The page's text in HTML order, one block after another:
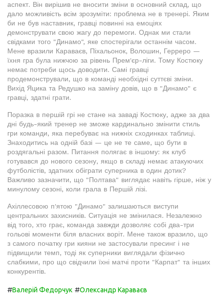
аспект. Він вирішив не вносити зміни в основний склад, що
дало можливість всім зрозуміти: проблема не в тренері. Яким
би не був наставник, гравці повинні на емоціях
демонструвати свою жагу до перемоги. Однак ми стали
свідками того "Динамо", яке спостерігали останнім часом.
Мене вразили Караваєв, Піхальонок, Волошин, Герреро —
їхня гра була нижчою за рівень Прем'єр-ліги. Тому Костюку
немає потреби щось доводити. Самі гравці
продемонстрували, що в команді необхідні суттєві зміни.
Вихід Яцика та Редушко на заміну довів, що в "Динамо" є
гравці, здатні грати.
Поразка в першій грі не стане на заваді Костюку, адже за два
дні будь-який тренер не зможе кардинально змінити стиль
гри команди, яка перебуває на нижніх сходинках таблиці.
Знаходитись на одній базі — це не те саме, що бути в
роздягальні разом. Питання полягає в іншому: як клуб
готувався до нового сезону, якщо в складі немає атакуючих
футболістів, здатних обіграти суперника в один дотик?
Важливо зазначити, що "Полтава" виглядає навіть гірше, ніж у
минулому сезоні, коли грала в Першій лізі.
Ахіллесовою п'ятою "Динамо" залишаються виступи
центральних захисників. Ситуація не змінилася. Незалежно
від того, хто грає, команда завжди дозволяє собі два-три
гольові моменти біля власних воріт. Мене також вразило, що
з самого початку гри кияни не застосували пресинг і не
підвищили темп, тоді як суперники виглядали фізично
слабкими, про що свідчили їхні матчі проти "Карпат" та інших
конкурентів.
#Валерій Федорчук #Олександр Караваєв